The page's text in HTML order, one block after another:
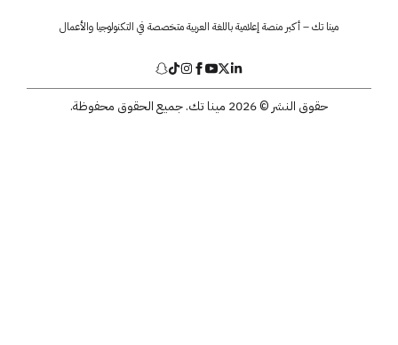
مينا تك – أكبر منصة إعلامية باللغة العربية متخصصة في التكنولوجيا والأعمال
حقوق النشر © 2026 مينا تك. جميع الحقوق محفوظة.